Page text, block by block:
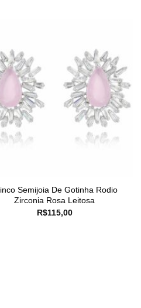
Semijoia De Gotinha Rodio
Zirconia Rosa Leitosa
R$115,00